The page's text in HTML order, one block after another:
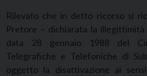
Rilevato che in detto ricorso si
Pretore – dichiarata la illegittimità
data 28 gennaio 1988 del
Telegrafiche e Telefoniche di
oggetto la disattivazione ai